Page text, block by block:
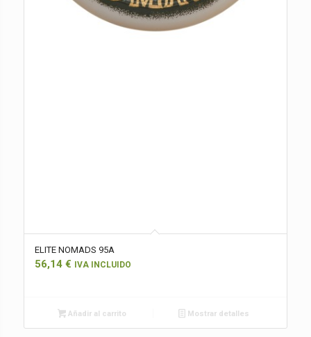
ELITE NOMADS 95A
56,14 € IVA INCLUIDO
Añadir al carrito Mostrar detalles